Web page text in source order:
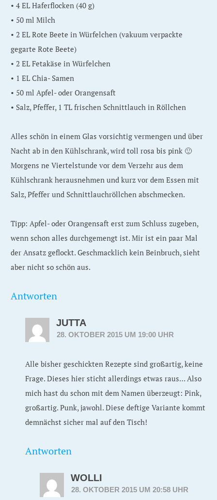
• 4 EL Haferflocken (40 g)
• 50 ml Milch
• 2 EL Rote Beete in Würfelchen (vakuum verpackte
gegarte Rote Beete)
• 2 EL Fetakäse in Würfelchen
• 1 EL Chia- Samen
• 50 ml Apfel- oder Orangensaft
• Salz, Pfeffer, 1 TL frischen Schnittlauch in Röllchen
Alles schön in einem Glas vorsichtig vermengen und über
Nacht ab in den Kühlschrank, wird toll rosa bis pink 🙂
Morgens ne Viertelstunde vor dem Verzehr aus dem
Kühlschrank herausnehmen und kurz vor dem Essen mit
Salz, Pfeffer und Schnittlauchröllchen abschmecken.
Tipp: Apfel- oder Orangensaft erst zum Schluss zugeben,
wenn schon alles durchgemengt ist. Mir ist ein paar Mal
der Ansatz geflockt. Geschmacklich kein Beinbruch, sieht
aber nicht so schön aus.
Antworten
JUTTA
28. OKTOBER 2015 UM 19:00 UHR
Alle bisher geschickten Rezepte sind großartig, keine
Frage. Dieses hier sticht allerdings etwas raus… Also
mich hast du schon mit dem Namen überzeugt: Pink,
großartig. Punk, jawohl. Diese deftige Variante kommt
demnächst sicher mal auf den Tisch!
Antworten
WOLLI
28. OKTOBER 2015 UM 20:58 UHR